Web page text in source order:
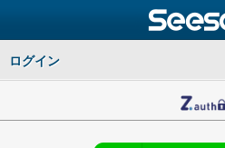
ログイン